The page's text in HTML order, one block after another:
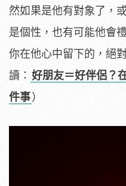
然如果是他有對象了，
是個性，也有可能他會
你在他心中留下的，絕
讀： 好朋友＝好伴侶？
件事）